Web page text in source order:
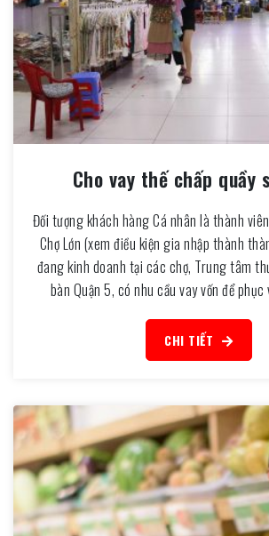
Cho vay thế chấp quầy
Đối tượng khách hàng Cá nhân là thành
Chợ Lớn (xem điều kiện gia nhập thành
đang kinh doanh tại các chợ, Trung tâm
bàn Quận 5, có nhu cầu vay vốn để
CHI TIẾT